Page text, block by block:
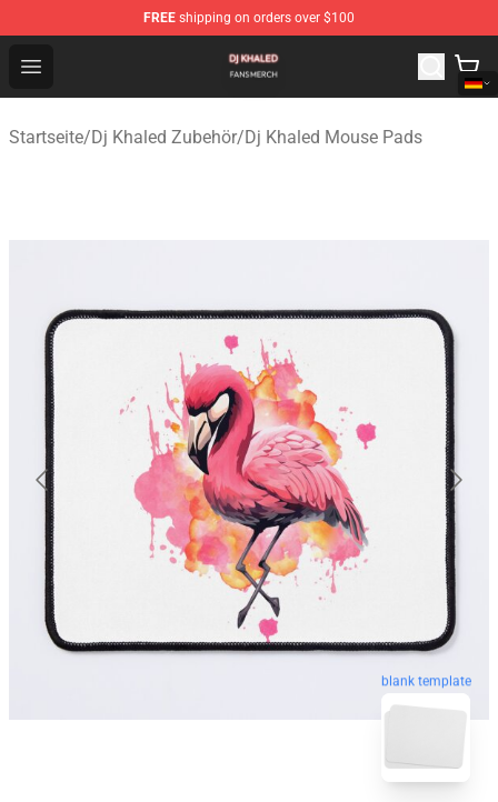
FREE shipping on orders over $100
Open menu
Dj Khaled Shop - Official Dj Khaled Merchandise Store
Startseite/Dj Khaled Zubehör/Dj Khaled Mouse Pads
blank template